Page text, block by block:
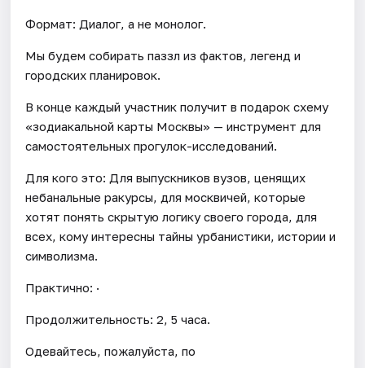
Формат: Диалог, а не монолог.
Мы будем собирать паззл из фактов, легенд и
городских планировок.
В конце каждый участник получит в подарок схему
«зодиакальной карты Москвы» — инструмент для
самостоятельных прогулок-исследований.
Для кого это: Для выпускников вузов, ценящих
небанальные ракурсы, для москвичей, которые
хотят понять скрытую логику своего города, для
всех, кому интересны тайны урбанистики, истории и
символизма.
Практично: ·
Продолжительность: 2, 5 часа.
Одевайтесь, пожалуйста, по